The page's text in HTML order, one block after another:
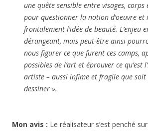
une quête sensible entre visages, corps
pour questionner la notion d’oeuvre
frontalement l’idée de beauté. L’enjeu
dérangeant, mais peut-être ainsi
nous figurer ce que furent ces camps,
possibles de l’art et éprouver ce qu’est
artiste – aussi infime et fragile que soit
dessiner ».
Mon avis : Le réalisateur s’est penché